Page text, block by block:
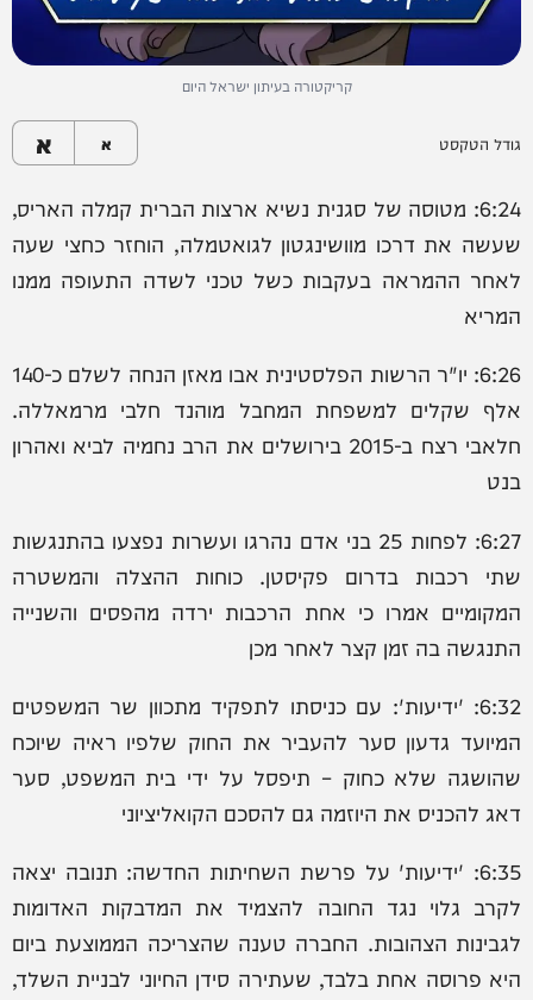
קריקטורה בעיתון ישראל היום
גודל הטקסט א א
6:24: מטוסה של סגנית נשיא ארצות הברית קמלה האריס,
שעשה את דרכו מוושינגטון לגואטמלה, הוחזר כחצי שעה
לאחר ההמראה בעקבות כשל טכני לשדה התעופה ממנו
המריא
6:26: יו"ר הרשות הפלסטינית אבו מאזן הנחה לשלם כ-140
אלף שקלים למשפחת המחבל מוהנד חלבי מרמאללה.
חלאבי רצח ב-2015 בירושלים את הרב נחמיה לביא ואהרון
בנט
6:27: לפחות 25 בני אדם נהרגו ועשרות נפצעו בהתנגשות
שתי רכבות בדרום פקיסטן. כוחות ההצלה והמשטרה
המקומיים אמרו כי אחת הרכבות ירדה מהפסים והשנייה
התנגשה בה זמן קצר לאחר מכן
6:32: 'ידיעות': עם כניסתו לתפקיד מתכוון שר המשפטים
המיועד גדעון סער להעביר את החוק שלפיו ראיה שיוכח
שהושגה שלא כחוק – תיפסל על ידי בית המשפט, סער
דאג להכניס את היוזמה גם להסכם הקואליציוני
6:35: 'ידיעות' על פרשת השחיתות החדשה: תנובה יצאה
לקרב גלוי נגד החובה להצמיד את המדבקות האדומות
לגבינות הצהובות. החברה טענה שהצריכה הממוצעת ביום
היא פרוסה אחת בלבד, שעתירה סידן החיוני לבניית השלד,